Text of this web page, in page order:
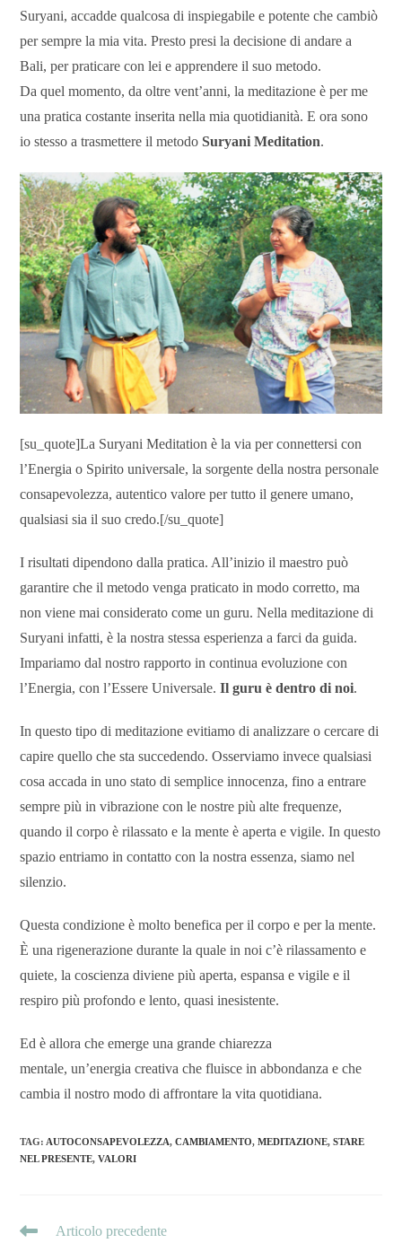
Suryani, accadde qualcosa di inspiegabile e potente che cambiò
per sempre la mia vita. Presto presi la decisione di andare a
Bali, per praticare con lei e apprendere il suo metodo.
Da quel momento, da oltre vent’anni, la meditazione è per me
una pratica costante inserita nella mia quotidianità. E ora sono
io stesso a trasmettere il metodo Suryani Meditation.
[su_quote]La Suryani Meditation è la via per connettersi con
l’Energia o Spirito universale, la sorgente della nostra personale
consapevolezza, autentico valore per tutto il genere umano,
qualsiasi sia il suo credo.[/su_quote]
I risultati dipendono dalla pratica. All’inizio il maestro può
garantire che il metodo venga praticato in modo corretto, ma
non viene mai considerato come un guru. Nella meditazione di
Suryani infatti, è la nostra stessa esperienza a farci da guida.
Impariamo dal nostro rapporto in continua evoluzione con
l’Energia, con l’Essere Universale.Il guru è dentro di noi.
In questo tipo di meditazione evitiamo di analizzare o cercare di
capire quello che sta succedendo. Osserviamo invece qualsiasi
cosa accada in uno stato di semplice innocenza, fino a entrare
sempre più in vibrazione con le nostre più alte frequenze,
quando il corpo è rilassato e la mente è aperta e vigile.In questo
spazio entriamo in contatto con la nostra essenza, siamo nel
silenzio.
Questa condizione è molto benefica per il corpo e per la mente.
È una rigenerazione durante la quale in noi c’è rilassamento e
quiete, la coscienza diviene più aperta, espansa e vigile e il
respiro più profondo e lento, quasi inesistente.
Ed è allora che emerge una grande chiarezza
mentale, un’energia creativa che fluisce in abbondanza e che
cambia il nostro modo di affrontare la vita quotidiana.
TAG: AUTOCONSAPEVOLEZZA, CAMBIAMENTO, MEDITAZIONE, STARE
NEL PRESENTE, VALORI
Articolo precedente